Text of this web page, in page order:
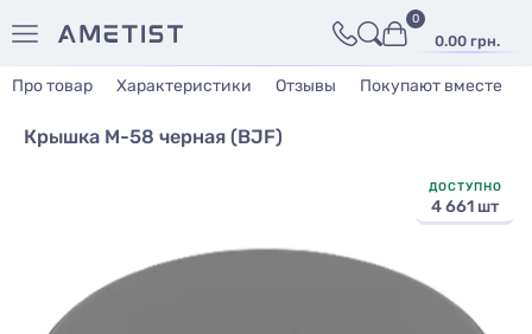
0.00 грн.
0
Про товар Характеристики Отзывы Покупают вместе
Крышка М-58 черная (BJF)
ДОСТУПНО
4 661 шт